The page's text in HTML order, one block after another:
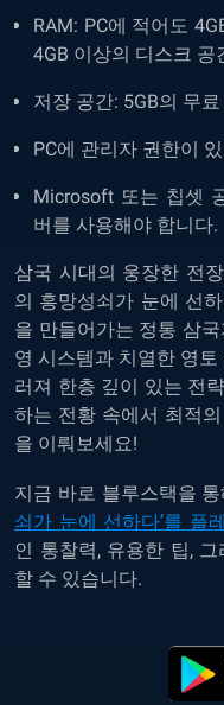
RAM: PC에 적어도
4GB 이상의 디스크
저장 공간: 5GB의 무
PC에 관리자 권한이
Microsoft 또는 칩셋
버를 사용해야 합니다.
삼국 시대의 웅장한 전
의 흥망성쇠가 눈에 선
을 만들어가는 정통 삼
영 시스템과 치열한 영
러져 한층 깊이 있는 전
하는 전황 속에서 최적
을 이뤄보세요!
지금 바로 블루스택을 통
쇠가 눈에 선하다’를 플
인 통찰력, 유용한 팁,
할 수 있습니다.